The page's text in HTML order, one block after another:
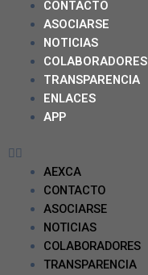
CONTACTO
ASOCIARSE
NOTICIAS
COLABORADORES
TRANSPARENCIA
ENLACES
APP
AEXCA
CONTACTO
ASOCIARSE
NOTICIAS
COLABORADORES
TRANSPARENCIA